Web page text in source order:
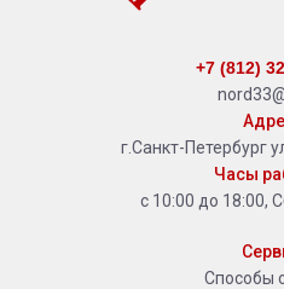
+7 (812)
г.Санкт-Петербург
Часы
с 10:00 до 18:00,
Способы